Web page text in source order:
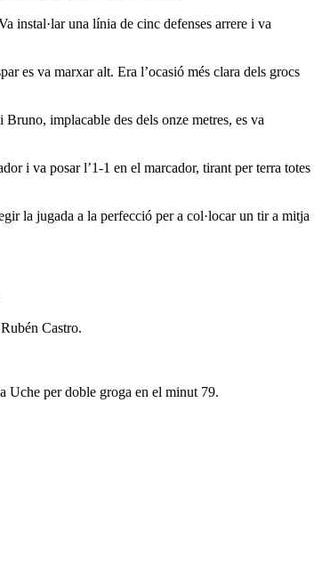
instal·lar una línia de cinc defenses arrere i va
es va marxar alt. Era l’ocasió més clara dels grocs
implacable des dels onze metres, es va
i va posar l’1-1 en el marcador, tirant per terra totes
la jugada a la perfecció per a col·locar un tir a mitja
Castro.
Uche per doble groga en el minut 79.